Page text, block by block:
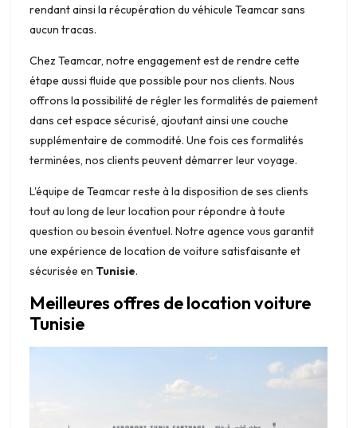
rendant ainsi la récupération du véhicule Teamcar sans
aucun tracas.
Chez Teamcar, notre engagement est de rendre cette
étape aussi fluide que possible pour nos clients. Nous
offrons la possibilité de régler les formalités de paiement
dans cet espace sécurisé, ajoutant ainsi une couche
supplémentaire de commodité. Une fois ces formalités
terminées, nos clients peuvent démarrer leur voyage.
L'équipe de Teamcar reste à la disposition de ses clients
tout au long de leur location pour répondre à toute
question ou besoin éventuel. Notre agence vous garantit
une expérience de location de voiture satisfaisante et
sécurisée en Tunisie.
Meilleures offres de location voiture
Tunisie